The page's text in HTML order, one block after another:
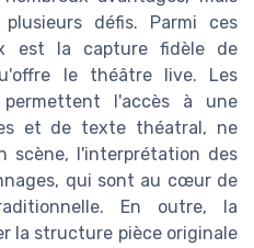
défis. Parmi ces
est la capture fidèle de
le théâtre live. Les
l'accès à une
et de texte théatral, ne
scène, l'interprétation des
qui sont au cœur de
En outre, la
la structure pièce originale